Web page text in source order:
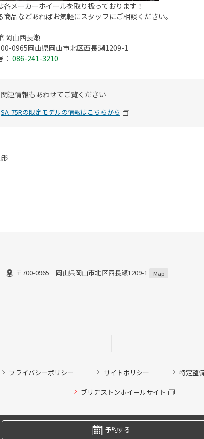
各メーカーホイールを取り扱っております！
商品などあればお気軽にスタッフにご相談ください。
岡山西長瀬
0965岡山県岡山市北区西長瀬1209-1
086-241-3210
関連情報もあわせてご覧ください
SA-75Rの限定モデルの情報はこちらから
〒700-0965 岡山県岡山市北区西長瀬1209-1 Map
プライバシーポリシー サイトポリシー 特定整
ブリヂストンホイールサイト
Copyright © 2024 Bridgestone Retail Co.,Ltd. All rights Reserved.
予約する
ット作業の予約
のクローク契約会員の方はこちらを選択ください
はご利用いただけません